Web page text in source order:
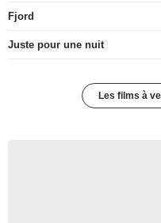
Fjord
Juste pour une nuit
Les films à